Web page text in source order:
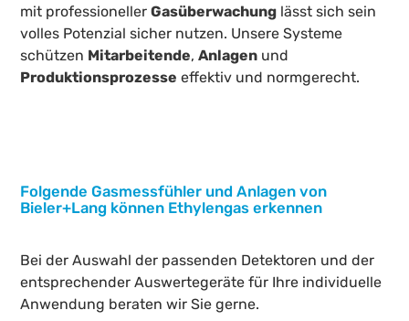
mit professionellerGasüberwachung lässt sich sein
volles Potenzial sicher nutzen. Unsere Systeme
schützen Mitarbeitende,Anlagen und
Produktionsprozesse effektiv und normgerecht.
Folgende Gasmessfühler und Anlagen von
Bieler+Lang können Ethylengas erkennen
Bei der Auswahl der passenden Detektoren und der
entsprechender Auswertegeräte für Ihre individuelle
Anwendung beraten wir Sie gerne.